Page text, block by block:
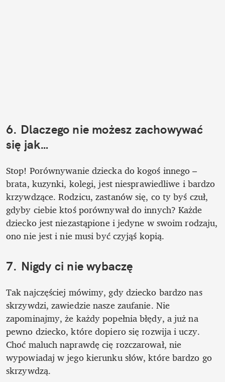
6. Dlaczego nie możesz zachowywać
się jak…
Stop! Porównywanie dziecka do kogoś innego –
brata, kuzynki, kolegi, jest niesprawiedliwe i bardzo
krzywdzące. Rodzicu, zastanów się, co ty byś czuł,
gdyby ciebie ktoś porównywał do innych? Każde
dziecko jest niezastąpione i jedyne w swoim rodzaju,
ono nie jest i nie musi być czyjąś kopią.
7. Nigdy ci nie wybaczę
Tak najczęściej mówimy, gdy dziecko bardzo nas
skrzywdzi, zawiedzie nasze zaufanie. Nie
zapominajmy, że każdy popełnia błędy, a już na
pewno dziecko, które dopiero się rozwija i uczy.
Choć maluch naprawdę cię rozczarował, nie
wypowiadaj w jego kierunku słów, które bardzo go
skrzywdzą.